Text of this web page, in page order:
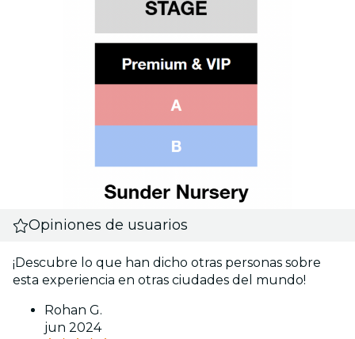
Opiniones de usuarios
¡Descubre lo que han dicho otras personas sobre
esta experiencia en otras ciudades del mundo!
Rohan G.
jun 2024